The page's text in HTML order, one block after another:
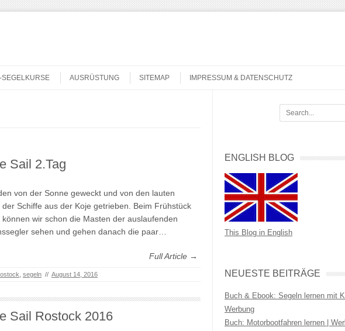
SEGELKURSE AUSRÜSTUNG SITEMAP IMPRESSUM & DATENSCHUTZ
Sail 2.Tag
von der Sonne geweckt und von den lauten
der Schiffe aus der Koje getrieben. Beim Frühstück
können wir schon die Masten der auslaufenden
sehen und gehen danach die paar…
Full Article →
segeln // August 14, 2016
Sail Rostock 2016
ENGLISH BLOG
This Blog in English
NEUESTE BEITRÄGE
Buch & Ebook: Segeln lernen mit
Werbung
Buch: Motorbootfahren lernen |